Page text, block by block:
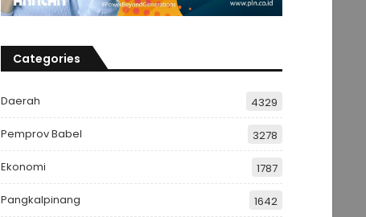
Categories
Daerah 4329
Pemprov Babel 3278
Ekonomi 1787
Pangkalpinang 1642